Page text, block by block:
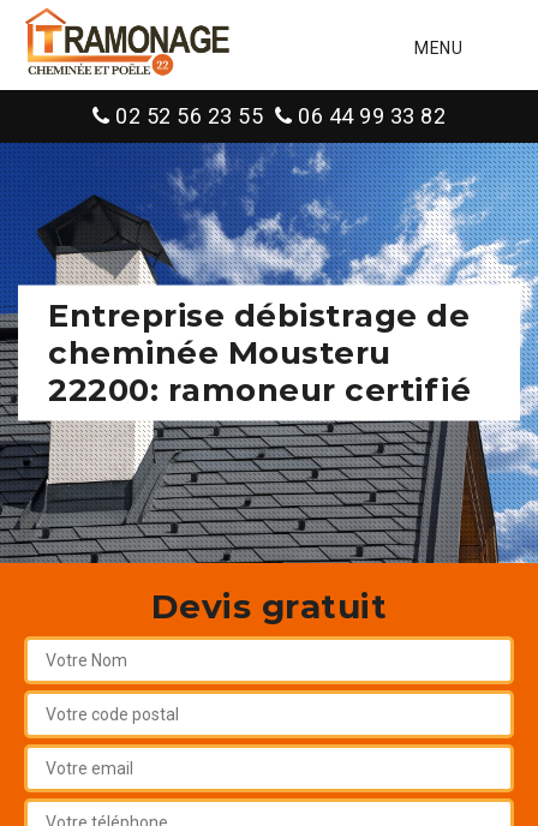
MENU
02 52 56 23 55 06 44 99 33 82
Entreprise débistrage de
cheminée Mousteru
22200: ramoneur certifié
Devis gratuit